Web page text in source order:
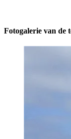
Fotogalerie van de